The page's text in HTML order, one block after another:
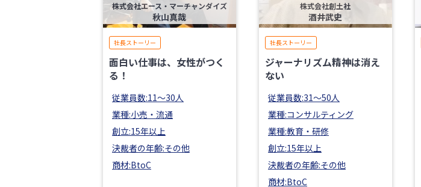
株式会社エース・マーチャンダイズ
秋山真哉
社長ストーリー
面白い仕事は、女性がつく
る！
従業員数:11〜30人
業種:小売・流通
創立:15年以上
決裁者の年齢:その他
商材:BtoC
株式会社創土社
酒井武史
社長ストーリー
ジャーナリズム精神は消え
ない
従業員数:31〜50人
業種:コンサルティング
業種:教育・研修
創立:15年以上
決裁者の年齢:その他
商材:BtoC